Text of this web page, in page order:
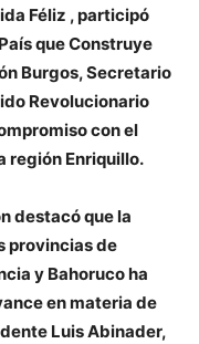
Féliz , participó
que Construye
Burgos, Secretario
Revolucionario
con el
región Enriquillo.
destacó que la
provincias de
y Bahoruco ha
en materia de
Luis Abinader,